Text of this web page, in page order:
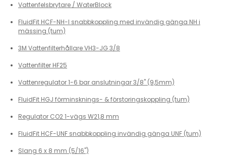
Vattenfelsbrytare / WaterBlock
FluidFit HCF-NH-I snabbkoppling med invändig gänga NH i
mässing (tum)
3M Vattenfilterhållare VH3-JG 3/8
Vattenfilter HF25
Vattenregulator 1-6 bar anslutningar 3/8" (9,5mm)
FluidFit HGJ förminsknings- & förstoringskoppling (tum)
Regulator CO2 1-vägs W21,8 mm
FluidFit HCF-UNF snabbkoppling invändig gänga UNF (tum)
Slang 6 x 8 mm (5/16")